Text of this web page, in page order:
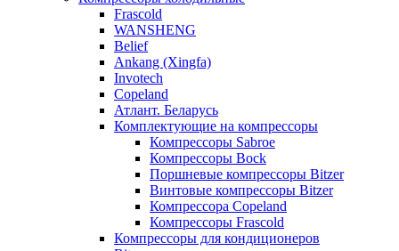
Frascold
WANSHENG
Belief
Ankang (Xingfa)
Invotech
Copeland
Атлант. Беларусь
Комплектующие на компрессоры
Компрессоры Sabroe
Компрессоры Bock
Поршневые компрессоры Bitzer
Винтовые компрессоры Bitzer
Компрессора Copeland
Компрессоры Frascold
Компрессоры для кондиционеров